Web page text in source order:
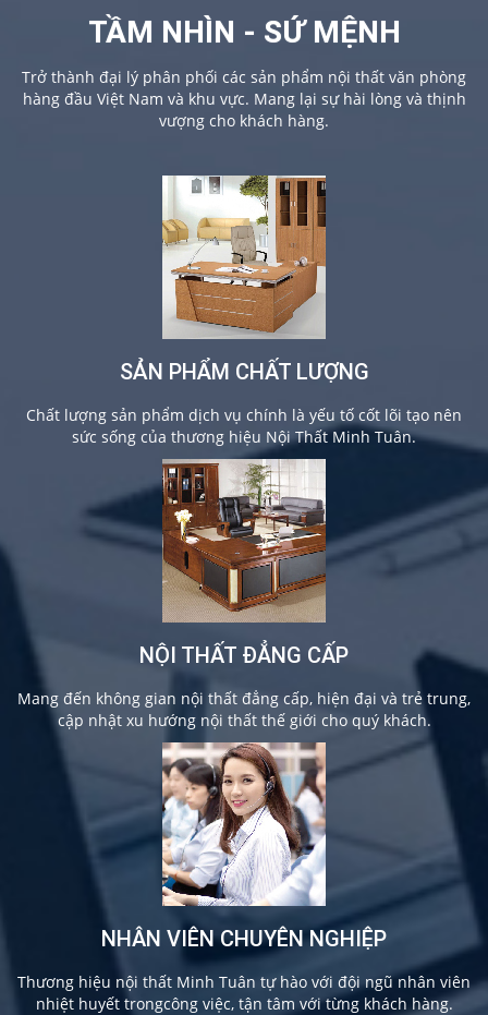
TẦM NHÌN - SỨ MỆNH
Trở thành đại lý phân phối các sản phẩm nội thất văn phòng
hàng đầu Việt Nam và khu vực. Mang lại sự hài lòng và thịnh
vượng cho khách hàng.
SẢN PHẨM CHẤT LƯỢNG
Chất lượng sản phẩm dịch vụ chính là yếu tố cốt lõi tạo nên
sức sống của thương hiệu Nội Thất Minh Tuân.
NỘI THẤT ĐẲNG CẤP
Mang đến không gian nội thất đẳng cấp, hiện đại và trẻ trung,
cập nhật xu hướng nội thất thế giới cho quý khách.
NHÂN VIÊN CHUYÊN NGHIỆP
Thương hiệu nội thất Minh Tuân tự hào với đội ngũ nhân viên
nhiệt huyết trongcông việc, tận tâm với từng khách hàng.